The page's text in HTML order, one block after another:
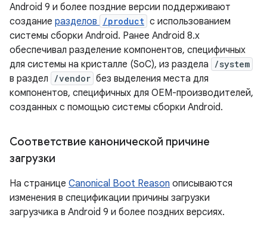
Android 9 и более поздние версии поддерживают
создание разделов /product с использованием
системы сборки Android. Ранее Android 8.x
обеспечивал разделение компонентов, специфичных
для системы на кристалле (SoC), из раздела
/system
в раздел /vendor без выделения места для
компонентов, специфичных для OEM-производителей,
созданных с помощью системы сборки Android.
Соответствие канонической причине
загрузки
На странице Canonical Boot Reason описываются
изменения в спецификации причины загрузки
загрузчика в Android 9 и более поздних версиях.